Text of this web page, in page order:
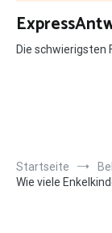
Zum
Inhalt
springen
Die
Startseite
Wie viele